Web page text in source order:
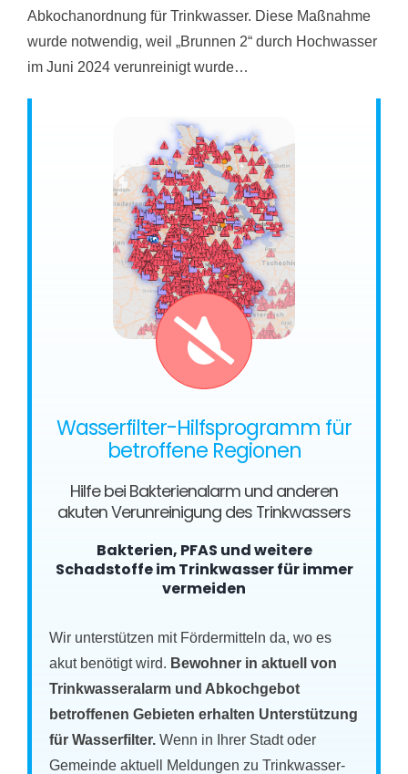
Abkochanordnung für Trinkwasser. Diese Maßnahme
wurde notwendig, weil „Brunnen 2“ durch Hochwasser
im Juni 2024 verunreinigt wurde…
Wasserfilter-Hilfsprogramm für
betroffene Regionen
Hilfe bei Bakterienalarm und anderen
akuten Verunreinigung des Trinkwassers
Bakterien, PFAS und weitere
Schadstoffe im Trinkwasser für immer
vermeiden
Wir unterstützen mit Fördermitteln da, wo es
akut benötigt wird. Bewohner in aktuell von
Trinkwasseralarm und Abkochgebot
betroffenen Gebieten erhalten Unterstützung
für Wasserfilter.Wenn in Ihrer Stadt oder
Gemeinde aktuell Meldungen zu Trinkwasser-